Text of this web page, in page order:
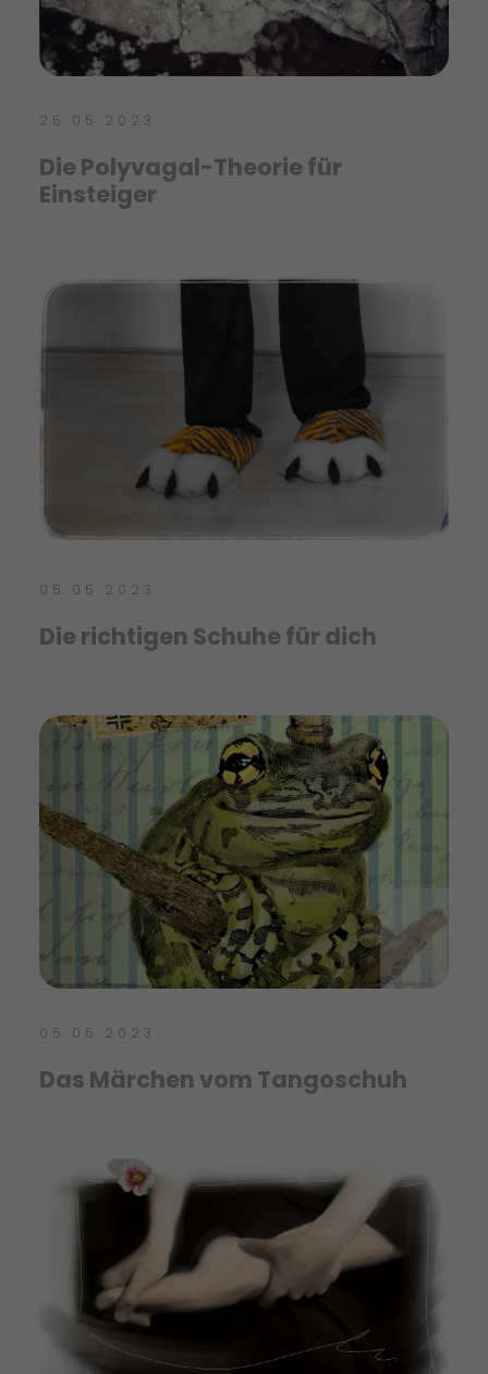
25.05.2023
Die Polyvagal-Theorie für
Einsteiger
05.05.2023
Die richtigen Schuhe für dich
05.05.2023
Das Märchen vom Tangoschuh